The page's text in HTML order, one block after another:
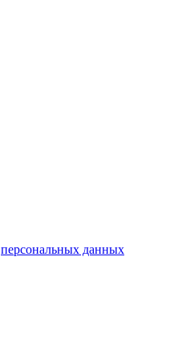
персональных данных